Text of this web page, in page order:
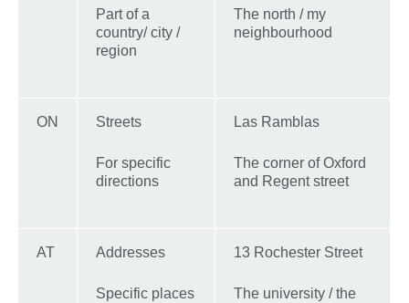
Part of a
country/ city /
region
The north / my
neighbourhood
ON Streets
For specific
directions
Las Ramblas
The corner of Oxford
and Regent street
AT Addresses
Specific places
13 Rochester Street
The university / the